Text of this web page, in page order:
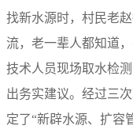
找新水源时，村民老
流，老一辈人都知道
技术人员现场取水检
出务实建议。经过三
定了“新辟水源、扩容